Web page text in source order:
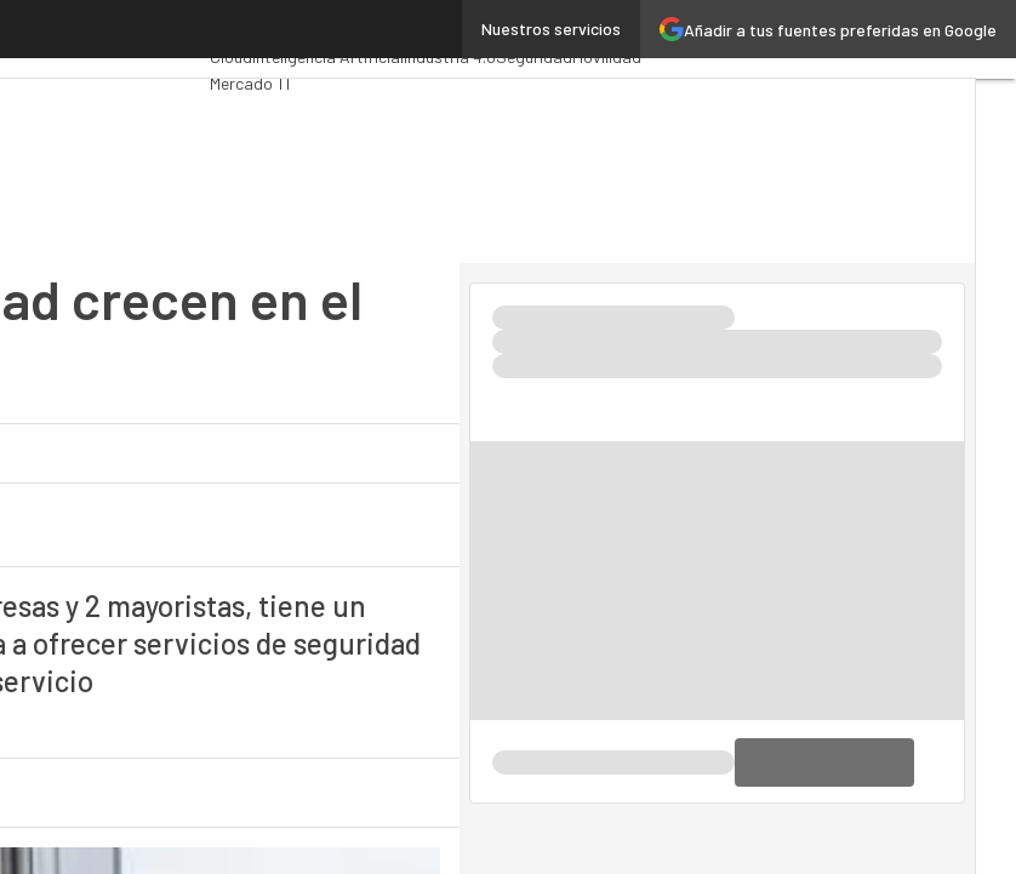
Añadir a tus fuentes preferidas en Google
Nuestros servicios
Administración PúblicaMarTech
CloudInteligencia ArtificialIndustria 4.0SeguridadMovilidad
Mercado TI
crecen en el
y 2 mayoristas, tiene un
ofrecer servicios de seguridad